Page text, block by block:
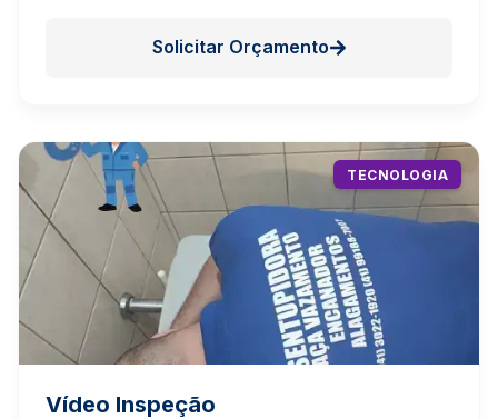
Solicitar Orçamento
TECNOLOGIA
Vídeo Inspeção